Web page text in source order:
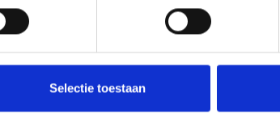
Selectie toestaan